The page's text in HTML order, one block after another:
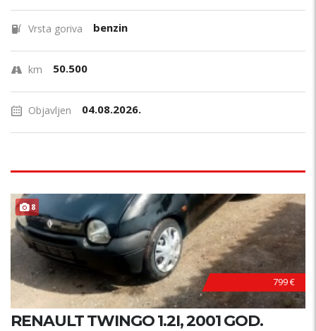
Vrsta goriva benzin
km 50.500
Objavljen 04.08.2026.
8
799 €
RENAULT TWINGO 1.2I, 2001 GOD.